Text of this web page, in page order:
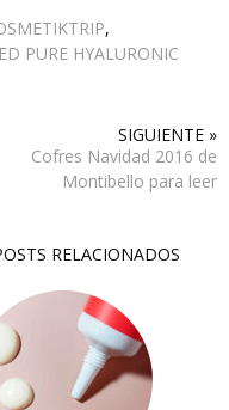
,
PURE HYALURONIC
SIGUIENTE »
Cofres Navidad 2016 de
Montibello para leer
RELACIONADOS